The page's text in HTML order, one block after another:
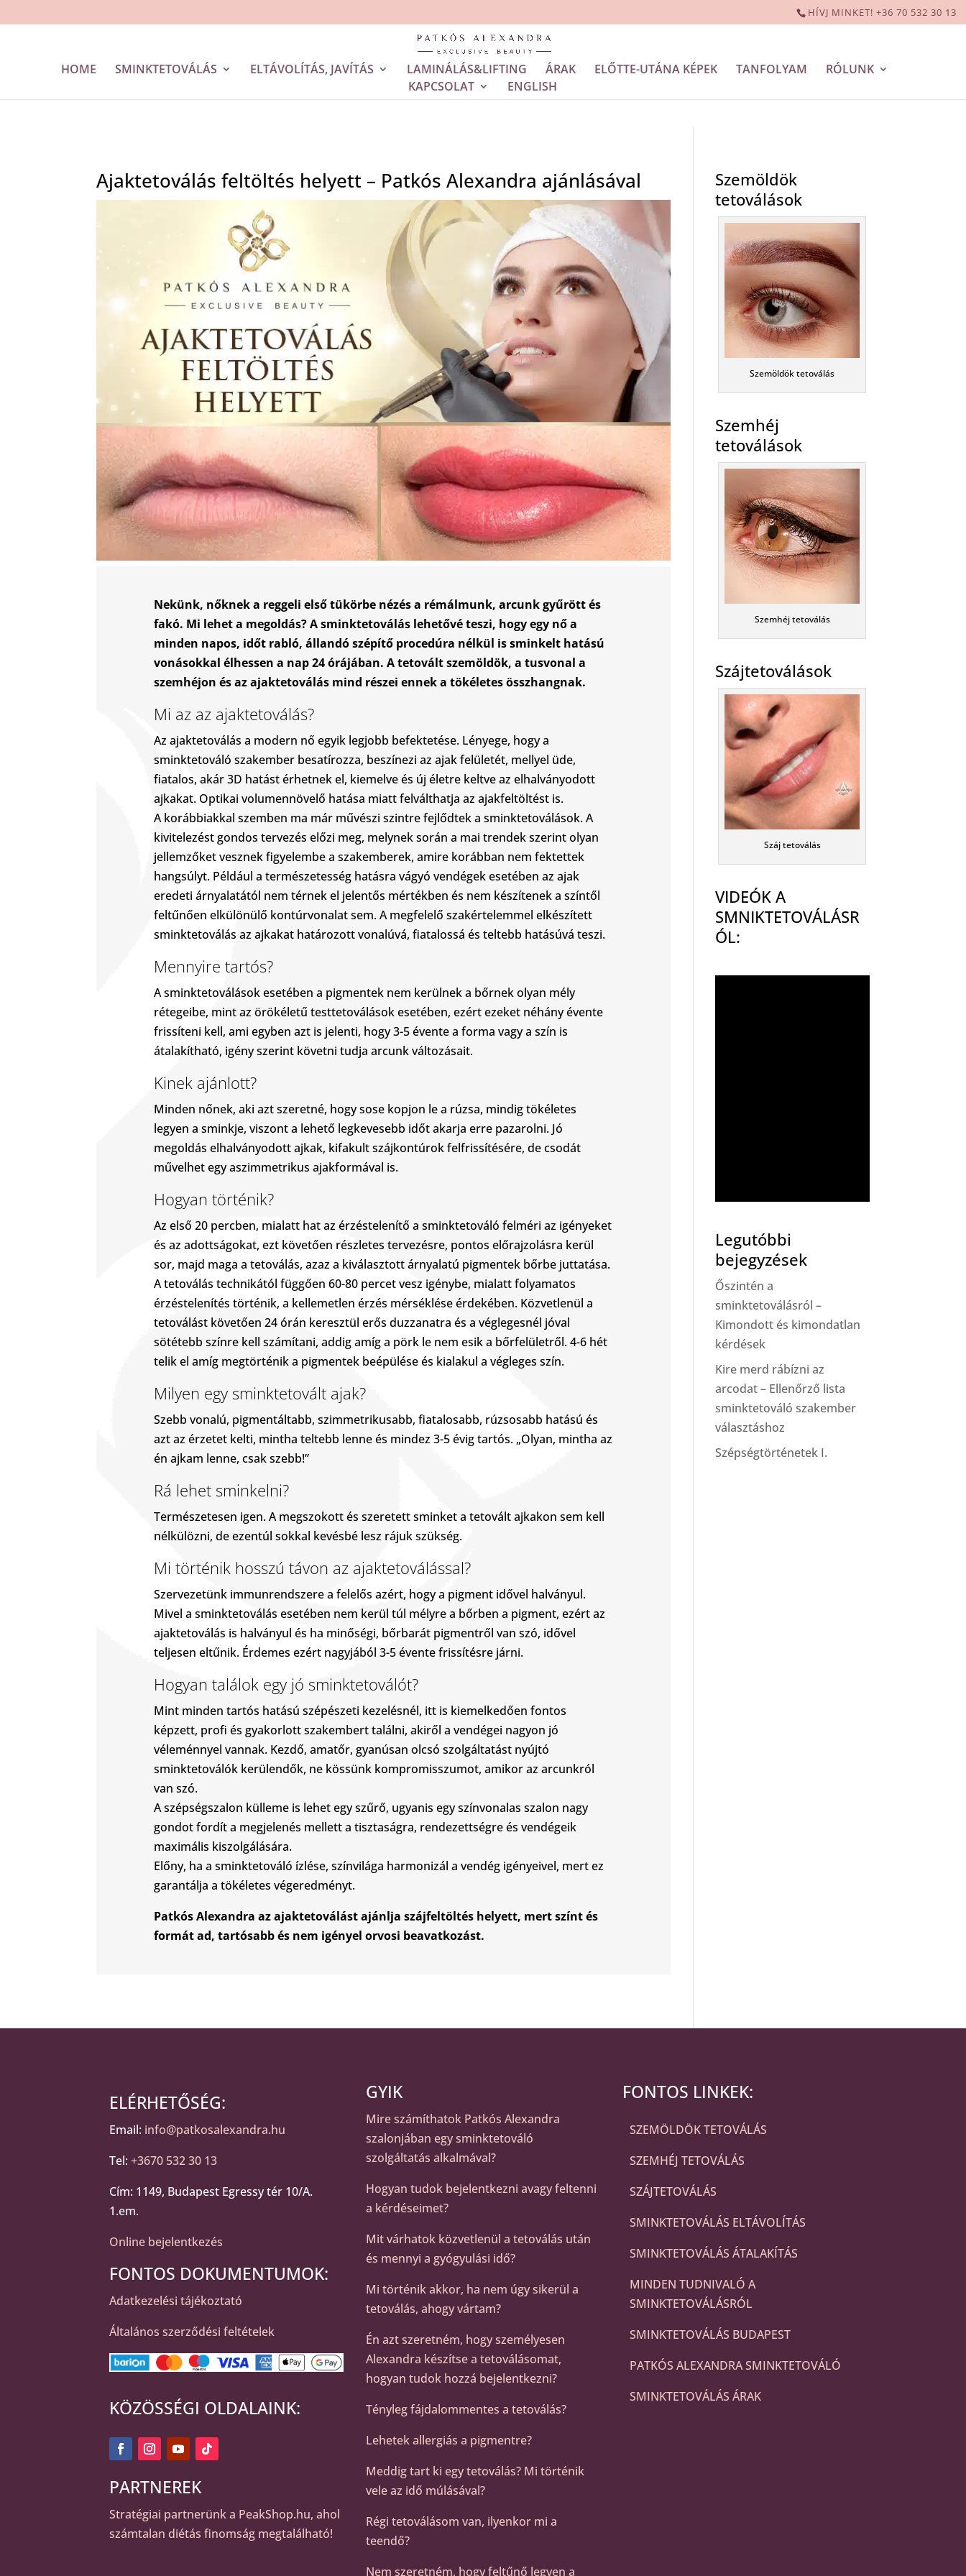
HÍVJ MINKET! +36 70 532 30 13
HOME SMINKTETOVÁLÁS ELTÁVOLÍTÁS, JAVÍTÁS LAMINÁLÁS&LIFTING ÁRAK ELŐTTE-UTÁNA KÉPEK TANFOLYAM
RÓLUNK
KAPCSOLAT
ENGLISH
Ajaktetoválás feltöltés helyett – Patkós Alexandra ajánlásával
Nekünk, nőknek a reggeli első tükörbe nézés a rémálmunk, arcunk gyűrött és
fakó. Mi lehet a megoldás? A sminktetoválás lehetővé teszi, hogy egy nő a
minden napos, időt rabló, állandó szépítő procedúra nélkül is sminkelt hatású
vonásokkal élhessen a nap 24 órájában. A tetovált szemöldök, a tusvonal a
szemhéjon és az ajaktetoválás mind részei ennek a tökéletes összhangnak.
Mi az az ajaktetoválás?
Az ajaktetoválás a modern nő egyik legjobb befektetése. Lényege, hogy a
sminktetováló szakember besatírozza, beszínezi az ajak felületét, mellyel üde,
fiatalos, akár 3D hatást érhetnek el, kiemelve és új életre keltve az elhalványodott
ajkakat. Optikai volumennövelő hatása miatt felválthatja az ajakfeltöltést is.
A korábbiakkal szemben ma már művészi szintre fejlődtek a sminktetoválások. A
kivitelezést gondos tervezés előzi meg, melynek során a mai trendek szerint olyan
jellemzőket vesznek figyelembe a szakemberek, amire korábban nem fektettek
hangsúlyt. Például a természetesség hatásra vágyó vendégek esetében az ajak
eredeti árnyalatától nem térnek el jelentős mértékben és nem készítenek a színtől
feltűnően elkülönülő kontúrvonalat sem. A megfelelő szakértelemmel elkészített
sminktetoválás az ajkakat határozott vonalúvá, fiatalossá és teltebb hatásúvá teszi.
Mennyire tartós?
A sminktetoválások esetében a pigmentek nem kerülnek a bőrnek olyan mély
rétegeibe, mint az örökéletű testtetoválások esetében, ezért ezeket néhány évente
frissíteni kell, ami egyben azt is jelenti, hogy 3-5 évente a forma vagy a szín is
átalakítható, igény szerint követni tudja arcunk változásait.
Kinek ajánlott?
Minden nőnek, aki azt szeretné, hogy sose kopjon le a rúzsa, mindig tökéletes
legyen a sminkje, viszont a lehető legkevesebb időt akarja erre pazarolni. Jó
megoldás elhalványodott ajkak, kifakult szájkontúrok felfrissítésére, de csodát
művelhet egy aszimmetrikus ajakformával is.
Hogyan történik?
Az első 20 percben, mialatt hat az érzéstelenítő a sminktetováló felméri az igényeket
és az adottságokat, ezt követően részletes tervezésre, pontos előrajzolásra kerül
sor, majd maga a tetoválás, azaz a kiválasztott árnyalatú pigmentek bőrbe juttatása.
A tetoválás technikától függően 60-80 percet vesz igénybe, mialatt folyamatos
érzéstelenítés történik, a kellemetlen érzés mérséklése érdekében. Közvetlenül a
tetoválást követően 24 órán keresztül erős duzzanatra és a véglegesnél jóval
sötétebb színre kell számítani, addig amíg a pörk le nem esik a bőrfelületről. 4-6 hét
telik el amíg megtörténik a pigmentek beépülése és kialakul a végleges szín.
Milyen egy sminktetovált ajak?
Szebb vonalú, pigmentáltabb, szimmetrikusabb, fiatalosabb, rúzsosabb hatású és
azt az érzetet kelti, mintha teltebb lenne és mindez 3-5 évig tartós. „Olyan, mintha az
én ajkam lenne, csak szebb!”
Rá lehet sminkelni?
Természetesen igen. A megszokott és szeretett sminket a tetovált ajkakon sem kell
nélkülözni, de ezentúl sokkal kevésbé lesz rájuk szükség.
Mi történik hosszú távon az ajaktetoválással?
Szervezetünk immunrendszere a felelős azért, hogy a pigment idővel halványul.
Mivel a sminktetoválás esetében nem kerül túl mélyre a bőrben a pigment, ezért az
ajaktetoválás is halványul és ha minőségi, bőrbarát pigmentről van szó, idővel
teljesen eltűnik. Érdemes ezért nagyjából 3-5 évente frissítésre járni.
Hogyan találok egy jó sminktetoválót?
Mint minden tartós hatású szépészeti kezelésnél, itt is kiemelkedően fontos
képzett, profi és gyakorlott szakembert találni, akiről a vendégei nagyon jó
véleménnyel vannak. Kezdő, amatőr, gyanúsan olcsó szolgáltatást nyújtó
sminktetoválók kerülendők, ne kössünk kompromisszumot, amikor az arcunkról
van szó.
A szépségszalon külleme is lehet egy szűrő, ugyanis egy színvonalas szalon nagy
gondot fordít a megjelenés mellett a tisztaságra, rendezettségre és vendégeik
maximális kiszolgálására.
Előny, ha a sminktetováló ízlése, színvilága harmonizál a vendég igényeivel, mert ez
garantálja a tökéletes végeredményt.
Patkós Alexandra az ajaktetoválást ajánlja szájfeltöltés helyett, mert színt és
formát ad, tartósabb és nem igényel orvosi beavatkozást.
Szemöldök
tetoválások
Szemöldök tetoválás
Szemhéj
tetoválások
Szemhéj tetoválás
Szájtetoválások
Száj tetoválás
VIDEÓK A
SMNIKTETOVÁLÁSR
ÓL:
Legutóbbi
bejegyzések
Őszintén a
sminktetoválásról –
Kimondott és kimondatlan
kérdések
Kire merd rábízni az
arcodat – Ellenőrző lista
sminktetováló szakember
választáshoz
Szépségtörténetek I.
ELÉRHETŐSÉG:
Email: info@patkosalexandra.hu
Tel: +3670 532 30 13
Cím: 1149, Budapest Egressy tér 10/A.
1.em.
Online bejelentkezés
FONTOS DOKUMENTUMOK:
Adatkezelési tájékoztató
Általános szerződési feltételek
KÖZÖSSÉGI OLDALAINK:
PARTNEREK
Stratégiai partnerünk a PeakShop.hu, ahol
számtalan diétás finomság megtalálható!
GYIK
Mire számíthatok Patkós Alexandra
szalonjában egy sminktetováló
szolgáltatás alkalmával?
Hogyan tudok bejelentkezni avagy feltenni
a kérdéseimet?
Mit várhatok közvetlenül a tetoválás után
és mennyi a gyógyulási idő?
Mi történik akkor, ha nem úgy sikerül a
tetoválás, ahogy vártam?
Én azt szeretném, hogy személyesen
Alexandra készítse a tetoválásomat,
hogyan tudok hozzá bejelentkezni?
Tényleg fájdalommentes a tetoválás?
Lehetek allergiás a pigmentre?
Meddig tart ki egy tetoválás? Mi történik
vele az idő múlásával?
Régi tetoválásom van, ilyenkor mi a
teendő?
Nem szeretném, hogy feltűnő legyen a
FONTOS LINKEK:
SZEMÖLDÖK TETOVÁLÁS
SZEMHÉJ TETOVÁLÁS
SZÁJTETOVÁLÁS
SMINKTETOVÁLÁS ELTÁVOLÍTÁS
SMINKTETOVÁLÁS ÁTALAKÍTÁS
MINDEN TUDNIVALÓ A
SMINKTETOVÁLÁSRÓL
SMINKTETOVÁLÁS BUDAPEST
PATKÓS ALEXANDRA SMINKTETOVÁLÓ
SMINKTETOVÁLÁS ÁRAK